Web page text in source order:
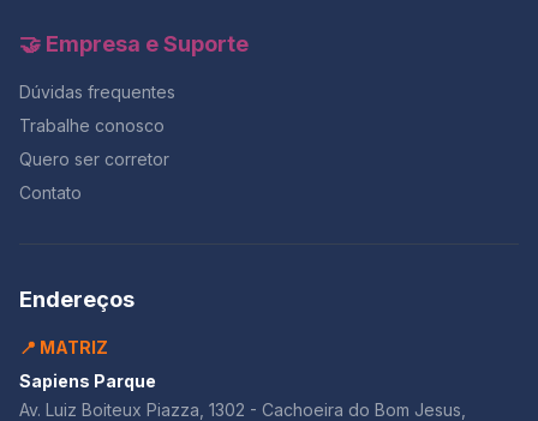
🤝 Empresa e Suporte
Dúvidas frequentes
Trabalhe conosco
Quero ser corretor
Contato
Endereços
📍 MATRIZ
Sapiens Parque
Av. Luiz Boiteux Piazza, 1302 - Cachoeira do Bom Jesus,